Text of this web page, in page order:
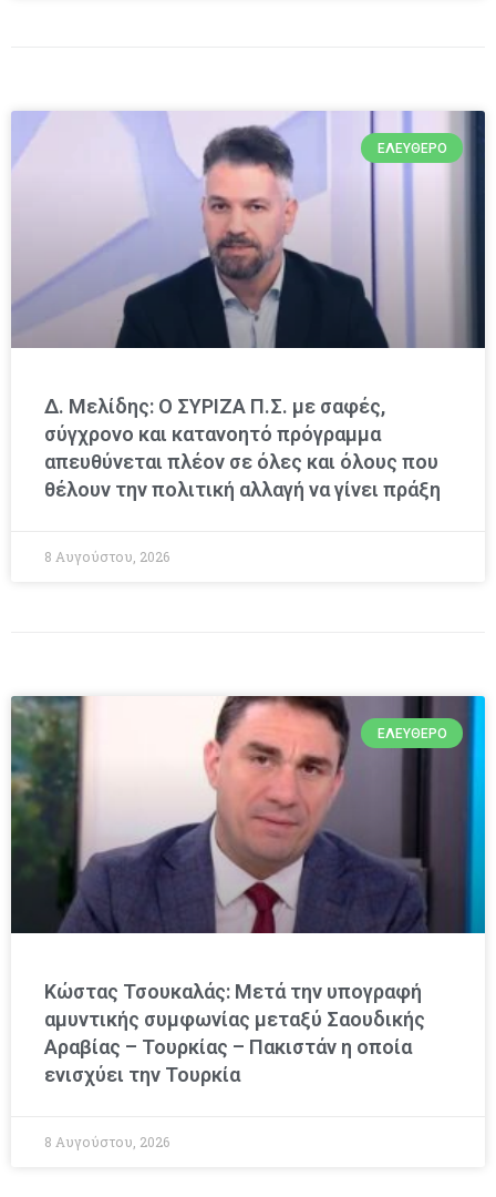
ΕΛΕΎΘΕΡΟ
Δ. Μελίδης: Ο ΣΥΡΙΖΑ Π.Σ. με σαφές,
σύγχρονο και κατανοητό πρόγραμμα
απευθύνεται πλέον σε όλες και όλους που
θέλουν την πολιτική αλλαγή να γίνει πράξη
8 Αυγούστου, 2026
ΕΛΕΎΘΕΡΟ
Κώστας Τσουκαλάς: Μετά την υπογραφή
αμυντικής συμφωνίας μεταξύ Σαουδικής
Αραβίας – Τουρκίας – Πακιστάν η οποία
ενισχύει την Τουρκία
8 Αυγούστου, 2026